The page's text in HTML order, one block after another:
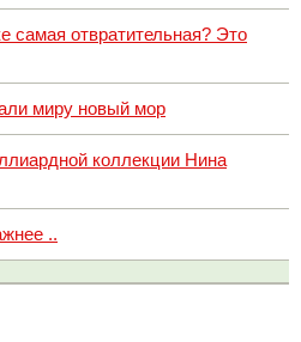
самая отвратительная? Это
миру новый мор
коллекции Нина
..